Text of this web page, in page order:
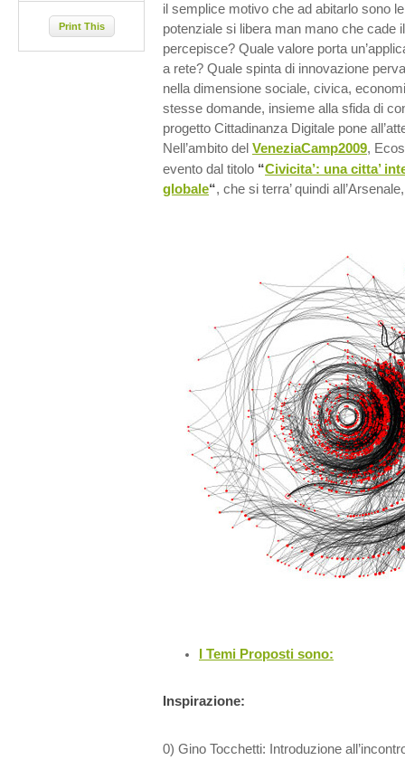
il semplice motivo che ad abitarlo sono
potenziale si libera man mano che cade
percepisce? Quale valore porta
a rete? Quale spinta di innovazione
nella dimensione sociale, civica,
stesse domande, insieme alla sfida di
progetto Cittadinanza Digitale pone
Nell’ambito del VeneziaCamp2009,
evento dal titolo “Civicita’: una citta’
globale“, che si terra’ quindi
I Temi Proposti sono:
Inspirazione:
0) Gino Tocchetti: Introduzione
Print This